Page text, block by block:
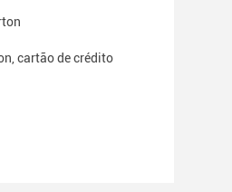
cartão de crédito